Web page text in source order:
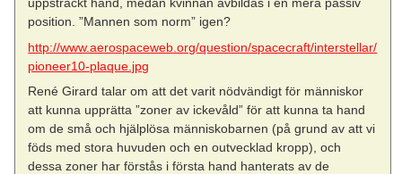
uppsträckt hand, medan kvinnan avbildas i en mera passiv
position. ”Mannen som norm” igen?
http://www.aerospaceweb.org/question/spacecraft/interstellar/
pioneer10-plaque.jpg
René Girard talar om att det varit nödvändigt för människor
att kunna upprätta ”zoner av ickevåld” för att kunna ta hand
om de små och hjälplösa människobarnen (på grund av att vi
föds med stora huvuden och en outvecklad kropp), och
dessa zoner har förstås i första hand hanterats av de